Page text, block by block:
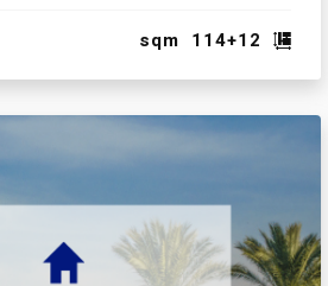
sqm 114+12